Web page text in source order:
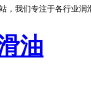
，我们专注于各行业